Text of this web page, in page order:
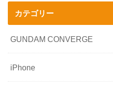
カテゴリー
GUNDAM CONVERGE
iPhone